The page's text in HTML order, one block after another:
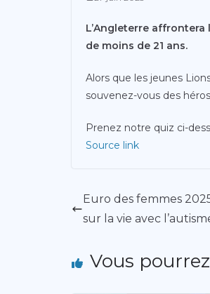
L’Angleterre
de moins de 21 ans.
Alors que les jeunes
souvenez-vous des
Prenez notre quiz ci-
Source link
Euro des femmes
sur la vie avec
Vous